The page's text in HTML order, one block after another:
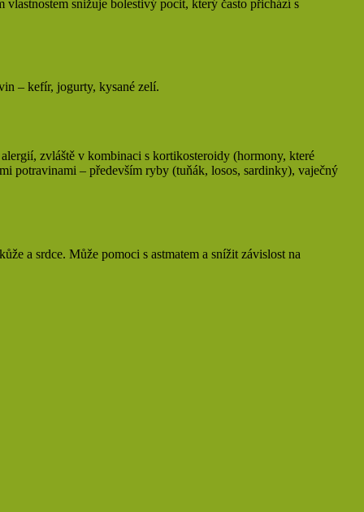
snižuje bolestivý pocit, který často přichází s
– kefír, jogurty, kysané zelí.
zvláště v kombinaci s kortikosteroidy (hormony, které
potravinami – především ryby (tuňák, losos, sardinky), vaječný
a srdce. Může pomoci s astmatem a snížit závislost na